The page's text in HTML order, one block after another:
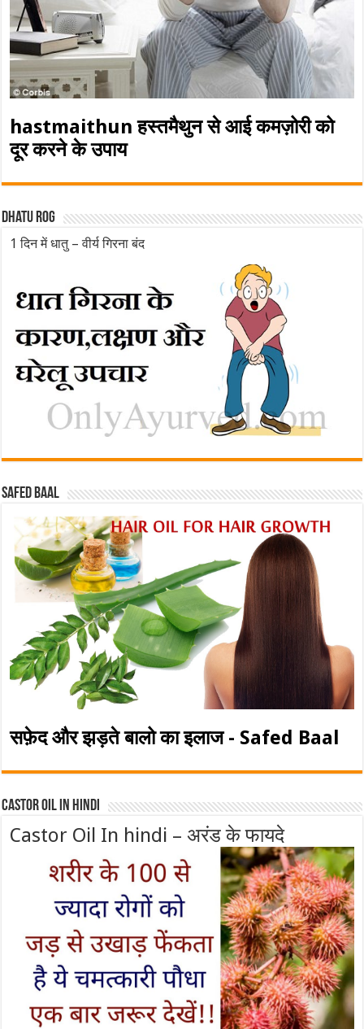
hastmaithun हस्तमैथुन से आई कमज़ोरी को
दूर करने के उपाय
Dhatu rog
1 दिन में धातु – वीर्य गिरना बंद
Safed baal
सफ़ेद और झड़ते बालो का इलाज - Safed Baal
Castor Oil In Hindi
Castor Oil In hindi – अरंड के फायदे